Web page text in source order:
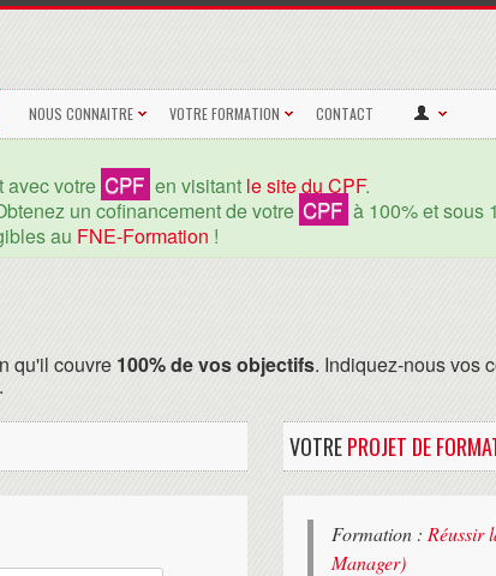
NOUS CONNAITRE VOTRE FORMATION CONTACT
avec votre CPF en visitant le site du CPF.
un cofinancement de votre CPF à 100% et sous
au FNE-Formation !
qu'il couvre 100% de vos objectifs. Indiquez-nous vos
VOTREPROJET DE
Formation : Réussir
Manager)